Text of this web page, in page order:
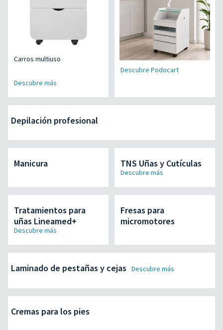
Carros multiuso
Descubre más
Descubre Podocart
Depilación profesional
Manicura TNS Uñas y Cutículas
Descubre más
Tratamientos para
uñas Lineamed+
Descubre más
Fresas para
micromotores
Laminado de pestañas y cejas Descubre más
Cremas para los pies